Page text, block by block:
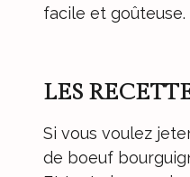
facile et goûteuse.
LES
Si vous voulez
de boeuf